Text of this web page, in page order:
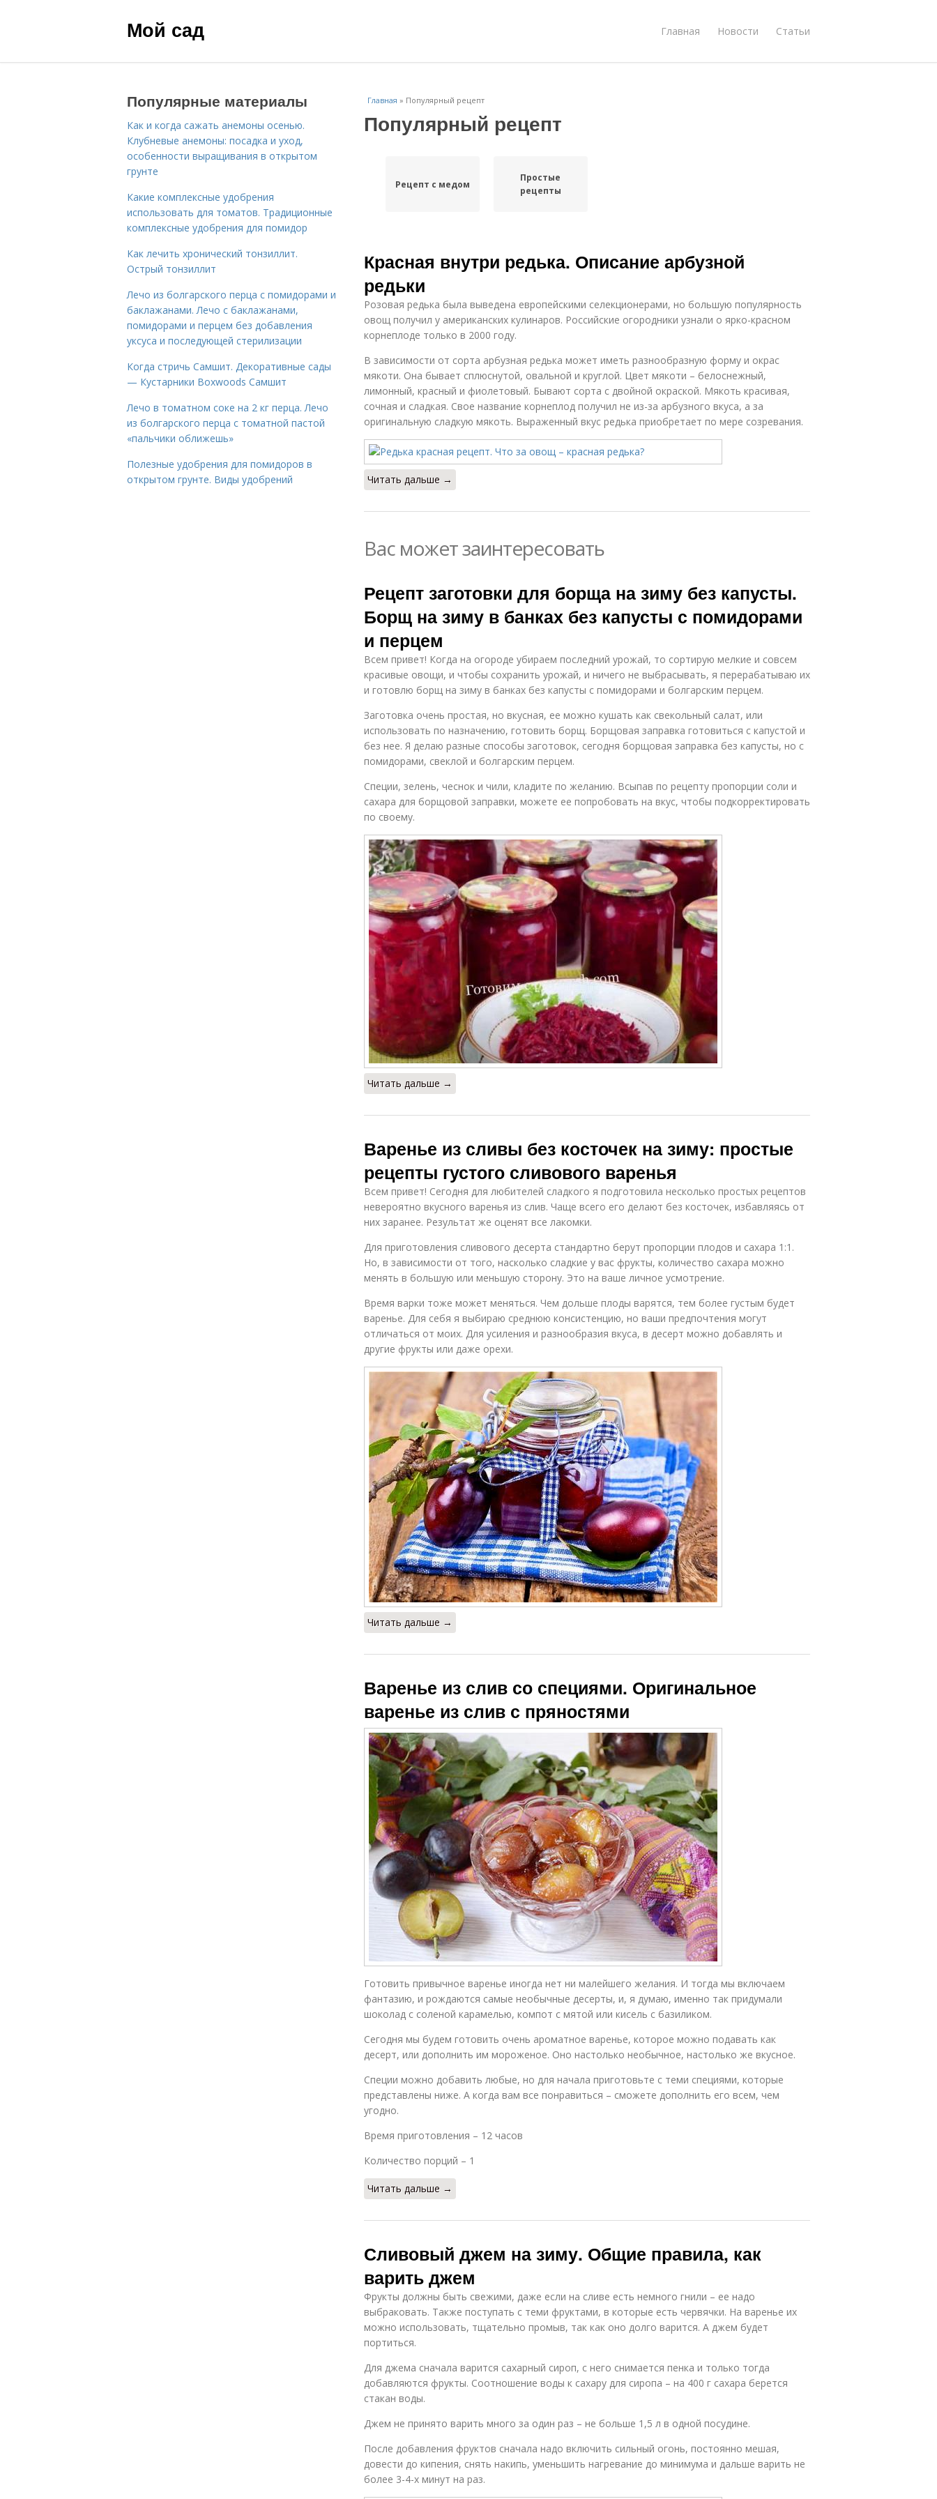
Мой сад Главная Новости Статьи
Главная » Популярный рецепт
Популярный рецепт
Рецепт с медом
Простые
рецепты
Красная внутри редька. Описание арбузной
редьки
Розовая редька была выведена европейскими селекционерами, но большую популярность
овощ получил у американских кулинаров. Российские огородники узнали о ярко-красном
корнеплоде только в 2000 году.
В зависимости от сорта арбузная редька может иметь разнообразную форму и окрас
мякоти. Она бывает сплюснутой, овальной и круглой. Цвет мякоти – белоснежный,
лимонный, красный и фиолетовый. Бывают сорта с двойной окраской. Мякоть красивая,
сочная и сладкая. Свое название корнеплод получил не из-за арбузного вкуса, а за
оригинальную сладкую мякоть. Выраженный вкус редька приобретает по мере созревания.
Читать дальше →
Вас может заинтересовать
Рецепт заготовки для борща на зиму без капусты.
Борщ на зиму в банках без капусты с помидорами
и перцем
Всем привет! Когда на огороде убираем последний урожай, то сортирую мелкие и совсем
красивые овощи, и чтобы сохранить урожай, и ничего не выбрасывать, я перерабатываю их
и готовлю борщ на зиму в банках без капусты с помидорами и болгарским перцем.
Заготовка очень простая, но вкусная, ее можно кушать как свекольный салат, или
использовать по назначению, готовить борщ. Борщовая заправка готовиться с капустой и
без нее. Я делаю разные способы заготовок, сегодня борщовая заправка без капусты, но с
помидорами, свеклой и болгарским перцем.
Специи, зелень, чеснок и чили, кладите по желанию. Всыпав по рецепту пропорции соли и
сахара для борщовой заправки, можете ее попробовать на вкус, чтобы подкорректировать
по своему.
Читать дальше →
Варенье из сливы без косточек на зиму: простые
рецепты густого сливового варенья
Всем привет! Сегодня для любителей сладкого я подготовила несколько простых рецептов
невероятно вкусного варенья из слив. Чаще всего его делают без косточек, избавляясь от
них заранее. Результат же оценят все лакомки.
Для приготовления сливового десерта стандартно берут пропорции плодов и сахара 1:1.
Но, в зависимости от того, насколько сладкие у вас фрукты, количество сахара можно
менять в большую или меньшую сторону. Это на ваше личное усмотрение.
Время варки тоже может меняться. Чем дольше плоды варятся, тем более густым будет
варенье. Для себя я выбираю среднюю консистенцию, но ваши предпочтения могут
отличаться от моих. Для усиления и разнообразия вкуса, в десерт можно добавлять и
другие фрукты или даже орехи.
Читать дальше →
Варенье из слив со специями. Оригинальное
варенье из слив с пряностями
Готовить привычное варенье иногда нет ни малейшего желания. И тогда мы включаем
фантазию, и рождаются самые необычные десерты, и, я думаю, именно так придумали
шоколад с соленой карамелью, компот с мятой или кисель с базиликом.
Сегодня мы будем готовить очень ароматное варенье, которое можно подавать как
десерт, или дополнить им мороженое. Оно настолько необычное, настолько же вкусное.
Специи можно добавить любые, но для начала приготовьте с теми специями, которые
представлены ниже. А когда вам все понравиться – сможете дополнить его всем, чем
угодно.
Время приготовления – 12 часов
Количество порций – 1
Читать дальше →
Сливовый джем на зиму. Общие правила, как
варить джем
Фрукты должны быть свежими, даже если на сливе есть немного гнили – ее надо
выбраковать. Также поступать с теми фруктами, в которые есть червячки. На варенье их
можно использовать, тщательно промыв, так как оно долго варится. А джем будет
портиться.
Для джема сначала варится сахарный сироп, с него снимается пенка и только тогда
добавляются фрукты. Соотношение воды к сахару для сиропа – на 400 г сахара берется
стакан воды.
Джем не принято варить много за один раз – не больше 1,5 л в одной посудине.
После добавления фруктов сначала надо включить сильный огонь, постоянно мешая,
довести до кипения, снять накипь, уменьшить нагревание до минимума и дальше варить не
более 3-4-х минут на раз.
Популярные материалы
Как и когда сажать анемоны осенью.
Клубневые анемоны: посадка и уход,
особенности выращивания в открытом
грунте
Какие комплексные удобрения
использовать для томатов. Традиционные
комплексные удобрения для помидор
Как лечить хронический тонзиллит.
Острый тонзиллит
Лечо из болгарского перца с помидорами и
баклажанами. Лечо с баклажанами,
помидорами и перцем без добавления
уксуса и последующей стерилизации
Когда стричь Самшит. Декоративные сады
— Кустарники Boxwoods Самшит
Лечо в томатном соке на 2 кг перца. Лечо
из болгарского перца с томатной пастой
«пальчики оближешь»
Полезные удобрения для помидоров в
открытом грунте. Виды удобрений